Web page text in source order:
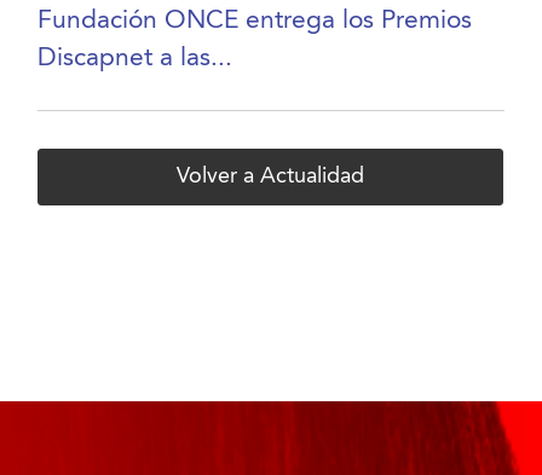
Fundación ONCE entrega los Premios
Discapnet a las...
Volver a Actualidad